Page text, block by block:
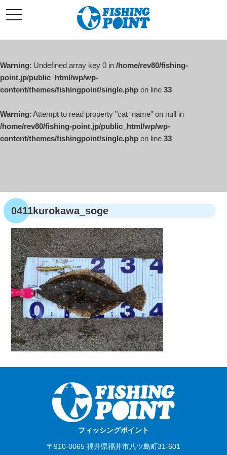
ン
ン
へ
ス
キ
プ
t
o
l
v
i
a
o
n
Warning: Undefined array key 0 in /home/rev80/fishing-
point.jp/public_html/wp/wp-
content/themes/fishingpoint/single.php on line 33
Warning: Attempt to read property "cat_name" on null in
/home/rev80/fishing-point.jp/public_html/wp/wp-
content/themes/fishingpoint/single.php on line 33
0411kurokawa_soge
フィッシングポイント
〒910-0065 福井県福井市八ツ島町31-601